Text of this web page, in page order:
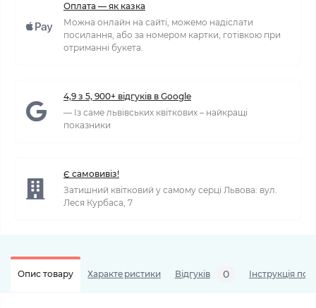
Оплата — як казка
Можна онлайн на сайті, можемо надіслати
посилання, або за номером картки, готівкою при
отриманні букета.
4,9 з 5, 900+ відгуків в Google
— Із саме львівських квіткових – найкращі
показники
Є самовивіз!
Затишний квітковий у самому серці Львова: вул.
Леся Курбаса, 7
Опис товару Характеристики Відгуків 0 Інструкція по